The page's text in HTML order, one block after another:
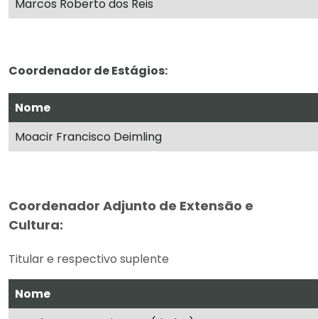
Marcos Roberto dos Reis
Coordenador de Estágios:
Nome
Moacir Francisco Deimling
Coordenador Adjunto de Extensão e
Cultura:
Titular e respectivo suplente
Nome